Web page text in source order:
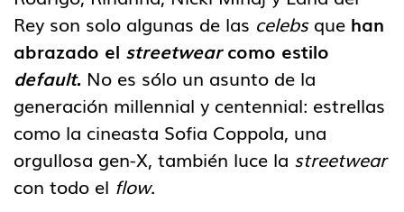
Rey son solo algunas de las celebsque han
abrazado el streetwearcomo estilo
default. No es sólo un asunto de la
generación millennial y centennial: estrellas
como la cineasta Sofia Coppola, una
orgullosa gen-X, también luce la streetwear
con todo el flow.